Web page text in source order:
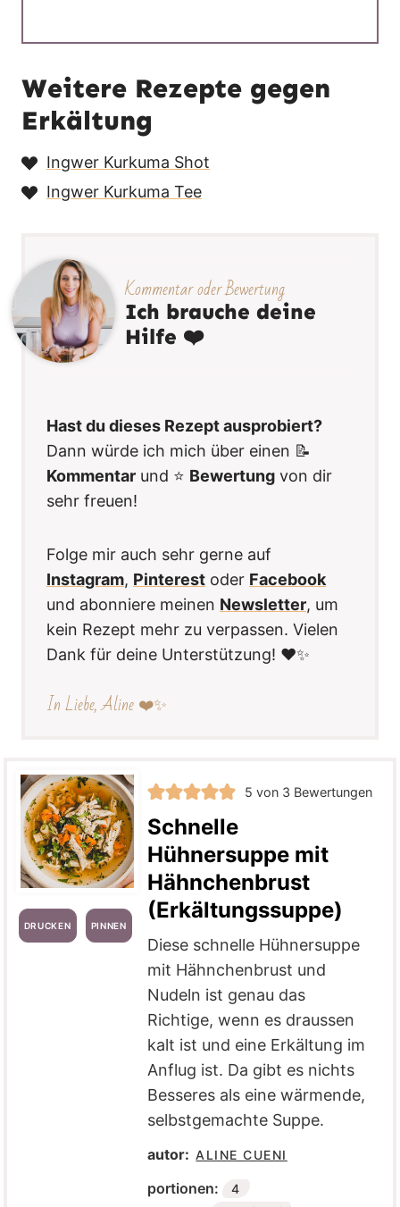
Weitere Rezepte gegen
Erkältung
Ingwer Kurkuma Shot
Ingwer Kurkuma Tee
Kommentar oder Bewertung
Ich brauche deine
Hilfe ❤️
Hast du dieses Rezept ausprobiert?
Dann würde ich mich über einen 📝
Kommentar und ⭐️ Bewertung von dir
sehr freuen!
Folge mir auch sehr gerne auf
Instagram, Pinterest oder Facebook
und abonniere meinen Newsletter, um
kein Rezept mehr zu verpassen. Vielen
Dank für deine Unterstützung! ❤️✨
In Liebe, Aline ❤️✨
DRUCKEN PINNEN
5 von 3 Bewertungen
Schnelle
Hühnersuppe mit
Hähnchenbrust
(Erkältungssuppe)
Diese schnelle Hühnersuppe
mit Hähnchenbrust und
Nudeln ist genau das
Richtige, wenn es draussen
kalt ist und eine Erkältung im
Anflug ist. Da gibt es nichts
Besseres als eine wärmende,
selbstgemachte Suppe.
autor: ALINE CUENI
portionen: 4